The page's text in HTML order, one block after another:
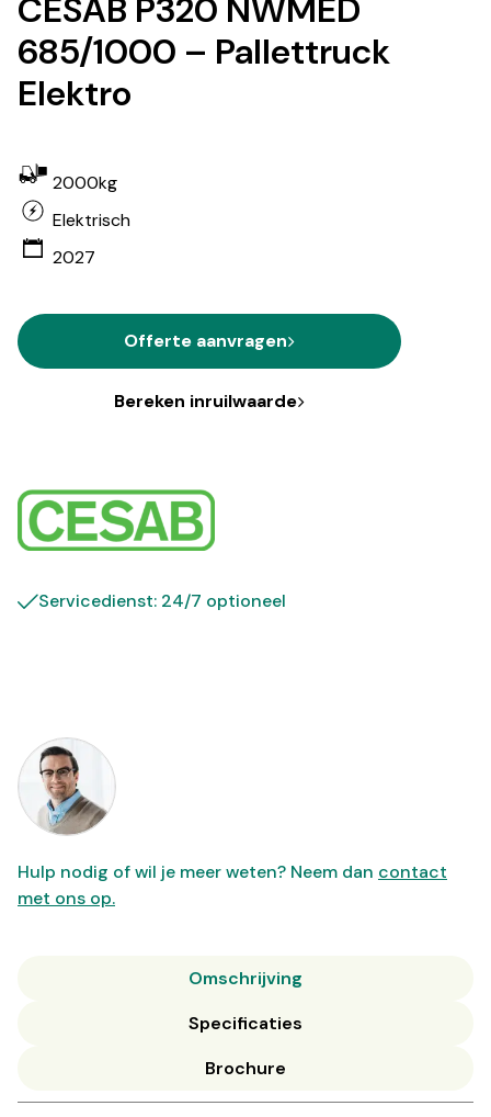
CESAB P320 NWMED
685/1000 – Pallettruck
Elektro
2000kg
Elektrisch
2027
Offerte aanvragen
Bereken inruilwaarde
Servicedienst: 24/7 optioneel
Hulp nodig of wil je meer weten? Neem dan contact
met ons op.
Omschrijving
Specificaties
Brochure